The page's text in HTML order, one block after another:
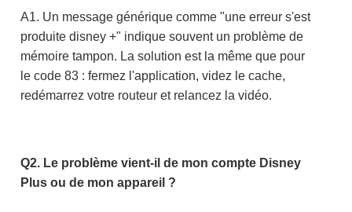
A1. Un message générique comme "une erreur s'est
produite disney +" indique souvent un problème de
mémoire tampon. La solution est la même que pour
le code 83 : fermez l'application, videz le cache,
redémarrez votre routeur et relancez la vidéo.
Q2. Le problème vient-il de mon compte Disney
Plus ou de mon appareil ?